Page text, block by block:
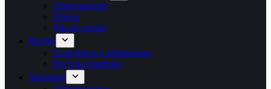
Alimentazione
Fitness
Vita di coppia
Ricette
Gravidanza e allattamento
Per il tuo bambino
Shopping